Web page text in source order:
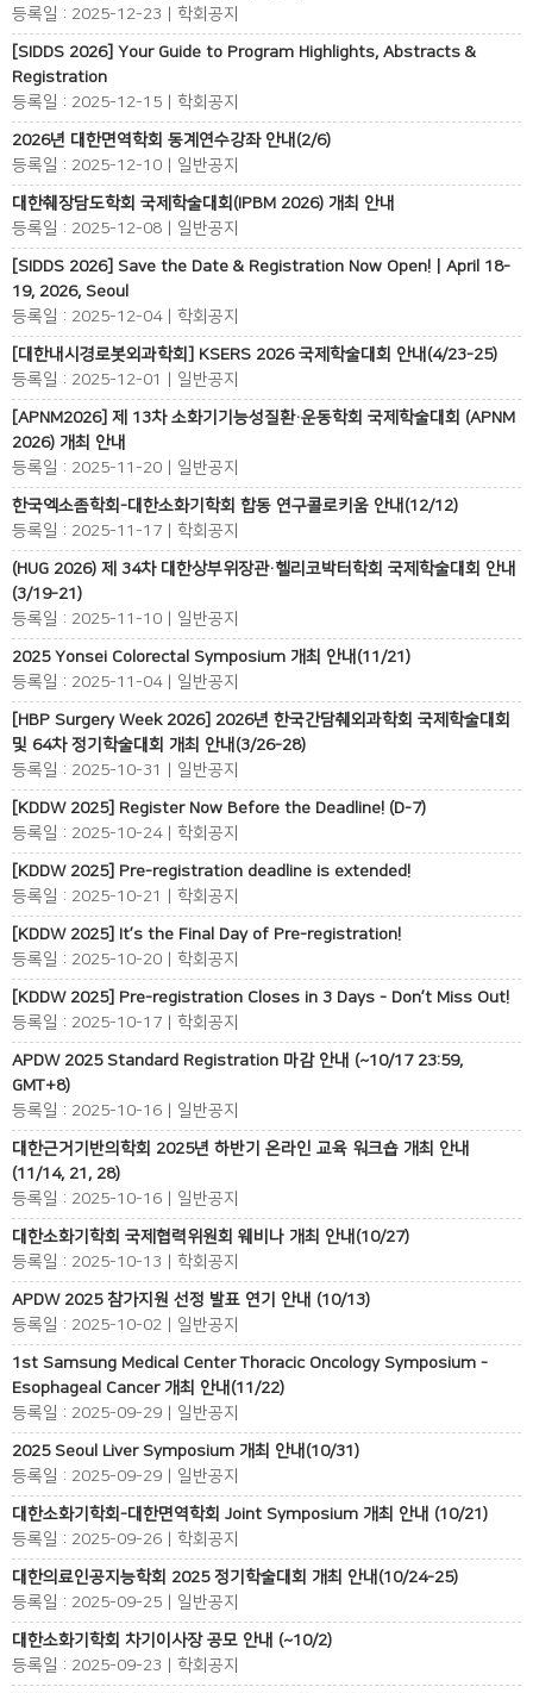
등록일 : 2025-12-23 | 학회공지
[SIDDS 2026] Your Guide to Program Highlights, Abstracts &
Registration
등록일 : 2025-12-15 | 학회공지
2026년 대한면역학회 동계연수강좌 안내(2/6)
등록일 : 2025-12-10 | 일반공지
대한췌장담도학회 국제학술대회(IPBM 2026) 개최 안내
등록일 : 2025-12-08 | 일반공지
[SIDDS 2026] Save the Date & Registration Now Open! | April 18-
19, 2026, Seoul
등록일 : 2025-12-04 | 학회공지
[대한내시경로봇외과학회] KSERS 2026 국제학술대회 안내(4/23-25)
등록일 : 2025-12-01 | 일반공지
[APNM2026] 제 13차 소화기기능성질환·운동학회 국제학술대회 (APNM
2026) 개최 안내
등록일 : 2025-11-20 | 일반공지
한국엑소좀학회-대한소화기학회 합동 연구콜로키움 안내(12/12)
등록일 : 2025-11-17 | 학회공지
(HUG 2026) 제 34차 대한상부위장관·헬리코박터학회 국제학술대회 안내
(3/19-21)
등록일 : 2025-11-10 | 일반공지
2025 Yonsei Colorectal Symposium 개최 안내(11/21)
등록일 : 2025-11-04 | 일반공지
[HBP Surgery Week 2026] 2026년 한국간담췌외과학회 국제학술대회
및 64차 정기학술대회 개최 안내(3/26-28)
등록일 : 2025-10-31 | 일반공지
[KDDW 2025] Register Now Before the Deadline! (D-7)
등록일 : 2025-10-24 | 학회공지
[KDDW 2025] Pre-registration deadline is extended!
등록일 : 2025-10-21 | 학회공지
[KDDW 2025] It’s the Final Day of Pre-registration!
등록일 : 2025-10-20 | 학회공지
[KDDW 2025] Pre-registration Closes in 3 Days - Don’t Miss Out!
등록일 : 2025-10-17 | 학회공지
APDW 2025 Standard Registration 마감 안내 (~10/17 23:59,
GMT+8)
등록일 : 2025-10-16 | 일반공지
대한근거기반의학회 2025년 하반기 온라인 교육 워크숍 개최 안내
(11/14, 21, 28)
등록일 : 2025-10-16 | 일반공지
대한소화기학회 국제협력위원회 웨비나 개최 안내(10/27)
등록일 : 2025-10-13 | 학회공지
APDW 2025 참가지원 선정 발표 연기 안내 (10/13)
등록일 : 2025-10-02 | 일반공지
1st Samsung Medical Center Thoracic Oncology Symposium -
Esophageal Cancer 개최 안내(11/22)
등록일 : 2025-09-29 | 일반공지
2025 Seoul Liver Symposium 개최 안내(10/31)
등록일 : 2025-09-29 | 일반공지
대한소화기학회-대한면역학회 Joint Symposium 개최 안내 (10/21)
등록일 : 2025-09-26 | 학회공지
대한의료인공지능학회 2025 정기학술대회 개최 안내(10/24-25)
등록일 : 2025-09-25 | 일반공지
대한소화기학회 차기이사장 공모 안내 (~10/2)
등록일 : 2025-09-23 | 학회공지